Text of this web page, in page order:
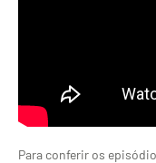
Para conferir os